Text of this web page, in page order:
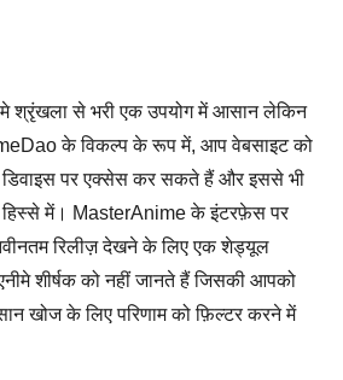
श्रृंखला से भरी एक उपयोग में आसान लेकिन
के विकल्प के रूप में, आप वेबसाइट को
डिवाइस पर एक्सेस कर सकते हैं और इससे भी
हिस्से में। MasterAnime के इंटरफ़ेस पर
रिलीज़ देखने के लिए एक शेड्यूल
शीर्षक को नहीं जानते हैं जिसकी आपको
खोज के लिए परिणाम को फ़िल्टर करने में